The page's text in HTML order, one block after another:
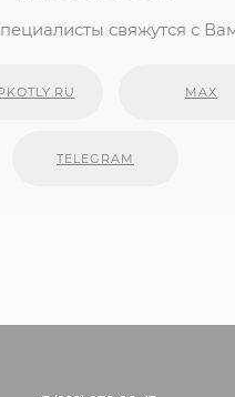
свяжутся с
MAX
TELEGRAM